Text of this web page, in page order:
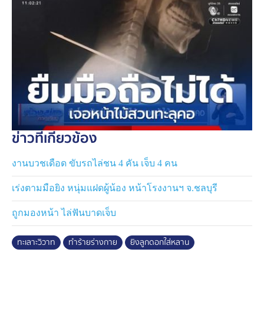
ข่าวที่เกี่ยวข้อง
งานบวชเดือด ขับรถไล่ชน 4 คัน เจ็บ 4 คน
เร่งตามมือยิง หนุ่มแฝดผู้น้อง หน้าโรงงานฯ จ.ชลบุรี
ถูกมองหน้า ไล่ฟันบาดเจ็บ
ทะเลาะวิวาท ทำร้ายร่างกาย ยิงลูกดอกใส่หลาน